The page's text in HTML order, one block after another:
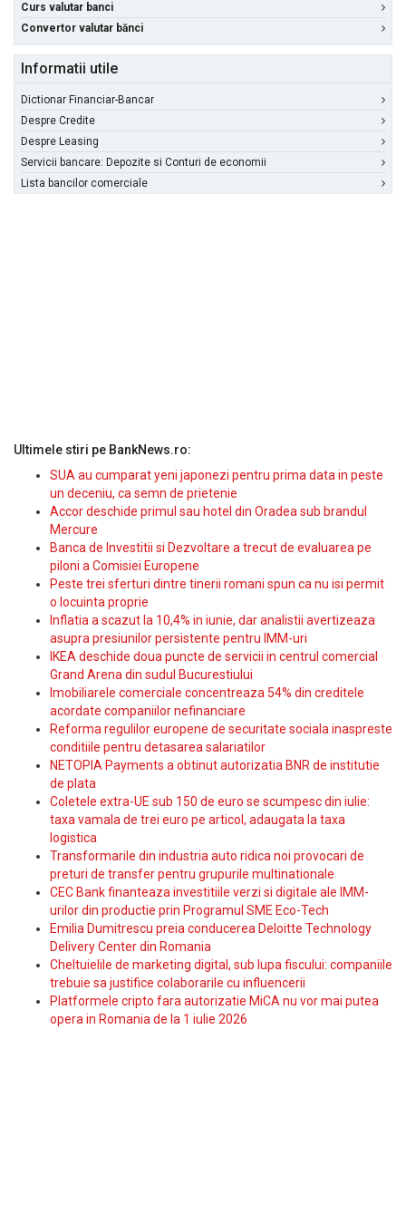
Curs valutar banci
Convertor valutar bănci
Informatii utile
Dictionar Financiar-Bancar
Despre Credite
Despre Leasing
Servicii bancare: Depozite si Conturi de economii
Lista bancilor comerciale
Ultimele stiri pe BankNews.ro:
SUA au cumparat yeni japonezi pentru prima data in peste
un deceniu, ca semn de prietenie
Accor deschide primul sau hotel din Oradea sub brandul
Mercure
Banca de Investitii si Dezvoltare a trecut de evaluarea pe
piloni a Comisiei Europene
Peste trei sferturi dintre tinerii romani spun ca nu isi permit
o locuinta proprie
Inflatia a scazut la 10,4% in iunie, dar analistii avertizeaza
asupra presiunilor persistente pentru IMM-uri
IKEA deschide doua puncte de servicii in centrul comercial
Grand Arena din sudul Bucurestiului
Imobiliarele comerciale concentreaza 54% din creditele
acordate companiilor nefinanciare
Reforma regulilor europene de securitate sociala inaspreste
conditiile pentru detasarea salariatilor
NETOPIA Payments a obtinut autorizatia BNR de institutie
de plata
Coletele extra-UE sub 150 de euro se scumpesc din iulie:
taxa vamala de trei euro pe articol, adaugata la taxa
logistica
Transformarile din industria auto ridica noi provocari de
preturi de transfer pentru grupurile multinationale
CEC Bank finanteaza investitiile verzi si digitale ale IMM-
urilor din productie prin Programul SME Eco-Tech
Emilia Dumitrescu preia conducerea Deloitte Technology
Delivery Center din Romania
Cheltuielile de marketing digital, sub lupa fiscului: companiile
trebuie sa justifice colaborarile cu influencerii
Platformele cripto fara autorizatie MiCA nu vor mai putea
opera in Romania de la 1 iulie 2026